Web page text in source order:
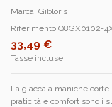
Marca: Giblor's
Riferimento Q8GX0102-
33,49 €
Tasse incluse
La giacca a maniche
praticità e comfort sono i